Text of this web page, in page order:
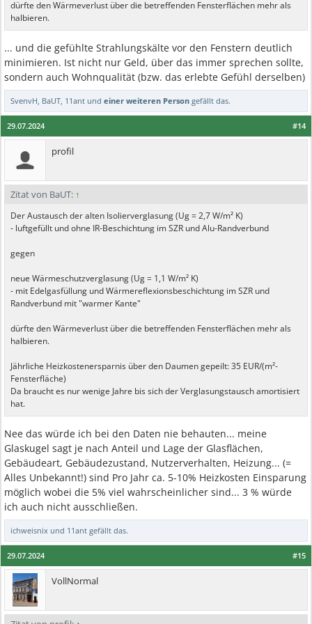
dürfte den Wärmeverlust über die betreffenden Fensterflächen mehr als
halbieren.
... und die gefühlte Strahlungskälte vor den Fenstern deutlich
minimieren. Ist nicht nur Geld, über das immer sprechen sollte,
sondern auch Wohnqualität (bzw. das erlebte Gefühl derselben)
SvenvH, BaUT, 11ant und einer weiteren Person gefällt das.
#14
29.07.2024
profil
Zitat von BaUT: ↑
Der Austausch der alten Isolierverglasung (Ug = 2,7 W/m² K)
- luftgefüllt und ohne IR-Beschichtung im SZR und Alu-Randverbund
gegen
neue Wärmeschutzverglasung (Ug = 1,1 W/m² K)
- mit Edelgasfüllung und Wärmereflexionsbeschichtung im SZR und
Randverbund mit "warmer Kante"
dürfte den Wärmeverlust über die betreffenden Fensterflächen mehr als
halbieren.
Jährliche Heizkostenersparnis über den Daumen gepeilt: 35 EUR/(m²-
Fensterfläche)
Da braucht es nur wenige Jahre bis sich der Verglasungstausch amortisiert
hat.
Nee das würde ich bei den Daten nie behauten... meine
Glaskugel sagt je nach Anteil und Lage der Glasflächen,
Gebäudeart, Gebäudezustand, Nutzerverhalten, Heizung... (=
Alles Unbekannt!) sind Pro Jahr ca. 5-10% Heizkosten Einsparung
möglich wobei die 5% viel wahrscheinlicher sind... 3 % würde
ich auch nicht ausschließen.
ichweisnix und 11ant gefällt das.
#15
29.07.2024
VollNormal